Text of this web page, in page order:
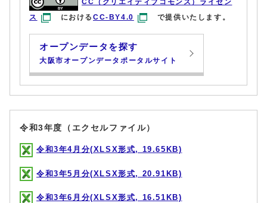
CC（クリエイティブコモンズ）ライセン
ス
におけるCC-BY4.0 で提供いたします。
オープンデータを探す
大阪市オープンデータポータルサイト
令和3年度（エクセルファイル）
令和3年4月分(XLSX形式, 19.65KB)
令和3年5月分(XLSX形式, 20.91KB)
令和3年6月分(XLSX形式, 16.51KB)